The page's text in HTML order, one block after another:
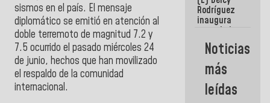
sismos en el país. El mensaje
diplomático se emitió en atención al
doble terremoto de magnitud 7.2 y
7.5 ocurrido el pasado miércoles 24
de junio, hechos que han movilizado
el respaldo de la comunidad
internacional.
Rodríguez
inaugura
casa de los
Abuelos
Primavera
en Caracas
Noticias
más
leídas